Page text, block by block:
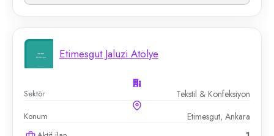
Etimesgut Jaluzi Atölye
Sektör Tekstil & Konfeksiyon
Konum Etimesgut, Ankara